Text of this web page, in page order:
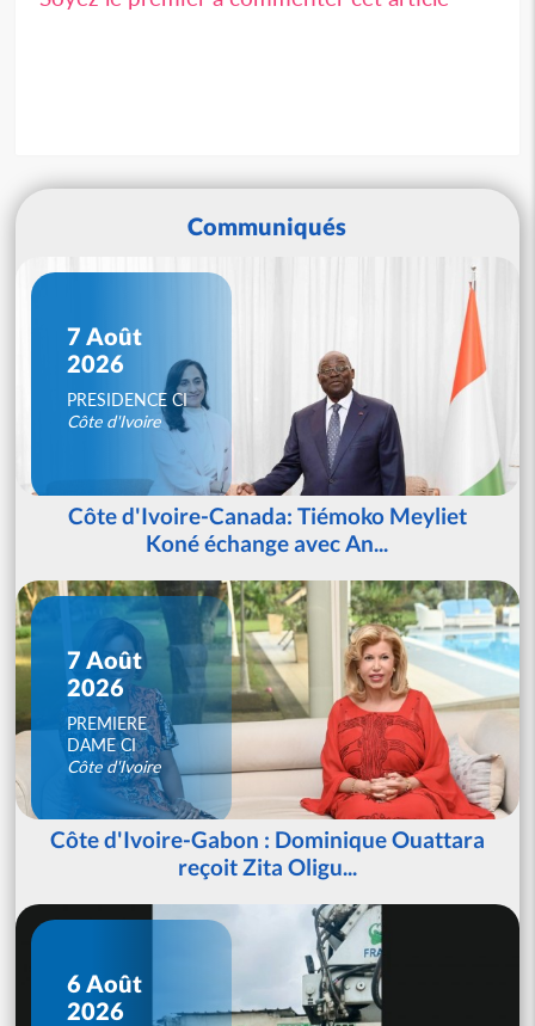
Communiqués
7 Août
2026
PRESIDENCE CI
Côte d'Ivoire
Côte d'Ivoire-Canada: Tiémoko Meyliet
Koné échange avec An...
7 Août
2026
PREMIERE
DAME CI
Côte d'Ivoire
Côte d'Ivoire-Gabon : Dominique Ouattara
reçoit Zita Oligu...
6 Août
2026